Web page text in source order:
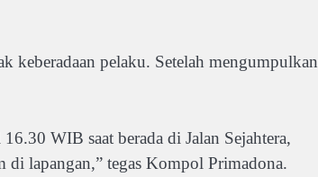
keberadaan pelaku. Setelah mengumpulkan
WIB saat berada di Jalan Sejahtera,
di lapangan,” tegas Kompol Primadona.